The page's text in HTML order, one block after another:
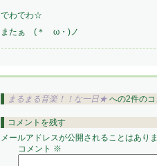
でわでわ☆
またぁゞ(＊ゝω・)ノ
まるまる音楽！！な一日★ への2件のコ
コメントを残す
メールアドレスが公開されることはありま
コメント ※